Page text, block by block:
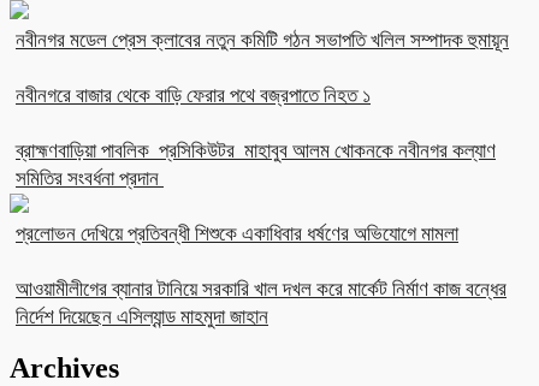
নবীনগর মডেল প্রেস ক্লাবের নতুন কমিটি গঠন সভাপতি খলিল সম্পাদক হুমায়ূন
নবীনগরে বাজার থেকে বাড়ি ফেরার পথে বজ্রপাতে নিহত ১
ব্রাহ্মণবাড়িয়া পাবলিক প্রসিকিউটর মাহাবুব আলম খোকনকে নবীনগর কল্যাণ
সমিতির সংবর্ধনা প্রদান
প্রলোভন দেখিয়ে প্রতিবন্ধী শিশুকে একাধিবার ধর্ষণের অভিযোগে মামলা
আওয়ামীলীগের ব্যানার টানিয়ে সরকারি খাল দখল করে মার্কেট নির্মাণ কাজ বন্ধের
নির্দেশ দিয়েছেন এসিল্যান্ড মাহমুদা জাহান
Archives